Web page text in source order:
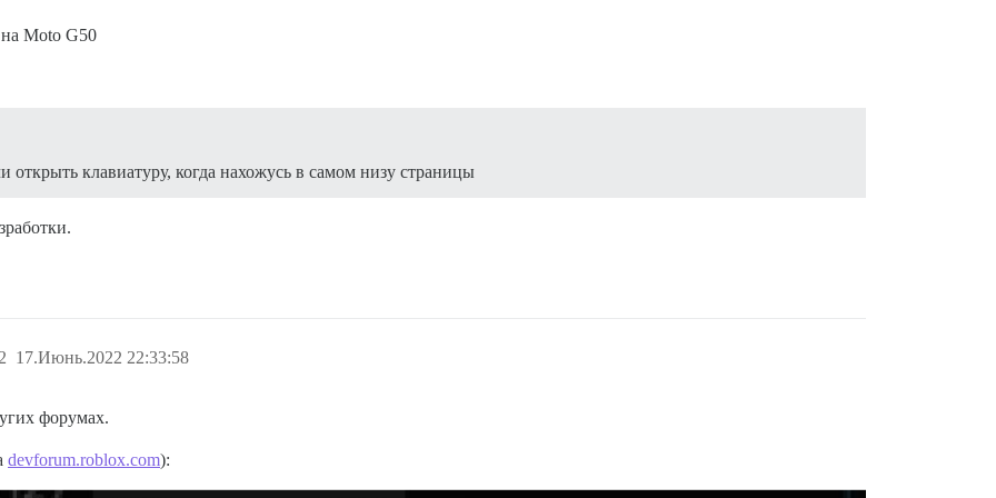
Moto G50
открыть клавиатуру, когда нахожусь в самом низу страницы
17.Июнь.2022 22:33:58
форумах.
devforum.roblox.com):